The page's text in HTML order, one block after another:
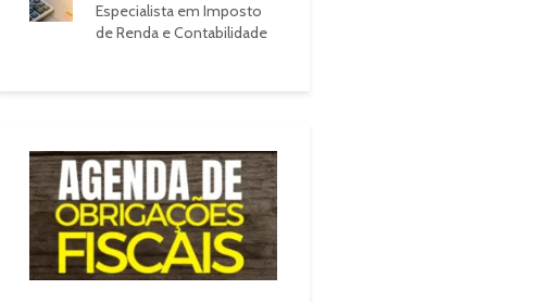
Especialista em Imposto
de Renda e Contabilidade